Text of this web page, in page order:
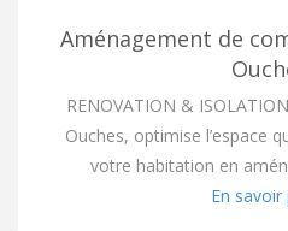
Aménagement de
RENOVATION &
Ouches, optimise l’espace
votre habitation en
En savoir